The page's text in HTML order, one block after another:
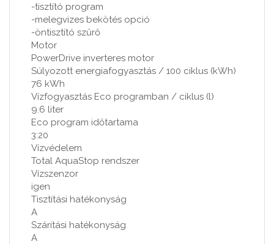
-tisztító program
-melegvizes bekötés opció
-öntisztító szűrő
Motor
PowerDrive inverteres motor
Súlyozott energiafogyasztás / 100 ciklus (kWh)
76 kWh
Vízfogyasztás Eco programban / ciklus (l)
9.6 liter
Eco program időtartama
3:20
Vízvédelem
Total AquaStop rendszer
Vízszenzor
igen
Tisztítási hatékonyság
A
Szárítási hatékonyság
A